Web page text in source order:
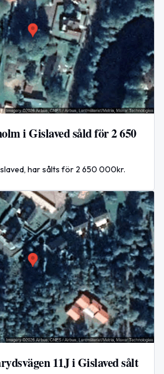
i Gislaved såld för 2 650
har sålts för 2 650 000kr.
11J i Gislaved sålt